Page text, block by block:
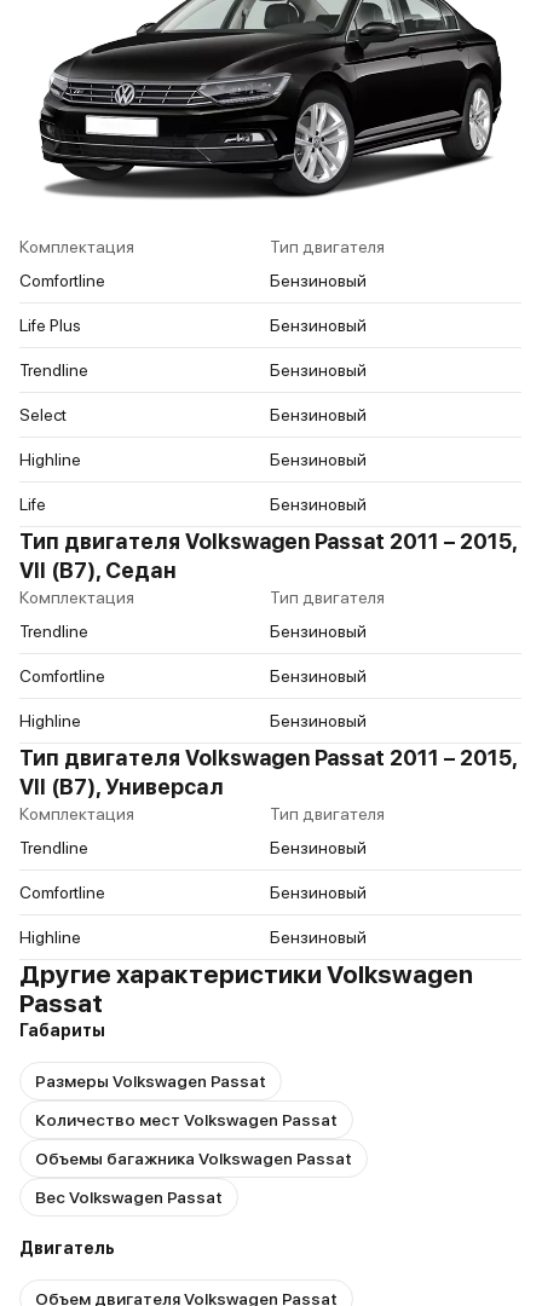
Комплектация
Тип двигателя
Comfortline
Бензиновый
Life Plus Бензиновый
Trendline Бензиновый
Select Бензиновый
Highline Бензиновый
Life Бензиновый
Тип двигателя Volkswagen Passat 2011 – 2015,
VII (B7), Седан
Комплектация
Тип двигателя
Trendline
Бензиновый
Comfortline Бензиновый
Highline Бензиновый
Тип двигателя Volkswagen Passat 2011 – 2015,
VII (B7), Универсал
Комплектация
Тип двигателя
Trendline
Бензиновый
Comfortline Бензиновый
Highline Бензиновый
Другие характеристики Volkswagen
Passat
Габариты
Размеры Volkswagen Passat
Количество мест Volkswagen Passat
Объемы багажника Volkswagen Passat
Вес Volkswagen Passat
Двигатель
Объем двигателя Volkswagen Passat